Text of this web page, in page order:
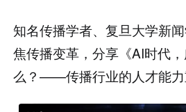
知名传播学者、复旦大学新
焦传播变革，分享《AI时代
么？——传播行业的人才能力